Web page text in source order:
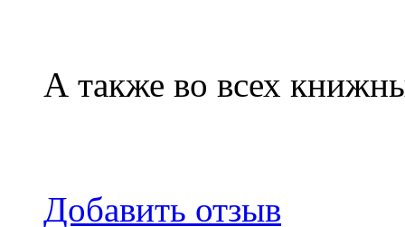
А также во всех
Добавить отзыв